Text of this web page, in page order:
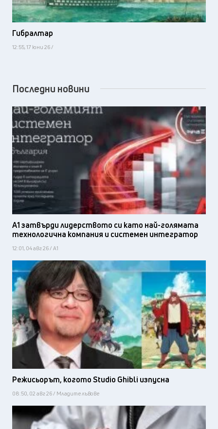
Гибралтар
12:55, 17 юни 26 /
Последни новини
А1 затвърди лидерството си като най-голямата
технологична компания и системен интегратор
12:01, 04 авг 26 / А1
Режисьорът, когото Studio Ghibli изпусна
08:50, 02 авг 26 / Младите лъвове